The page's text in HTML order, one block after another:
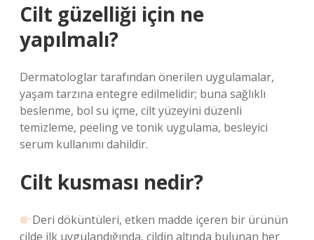
Cilt güzelliği için ne
yapılmalı?
Dermatologlar tarafından önerilen uygulamalar,
yaşam tarzına entegre edilmelidir; buna sağlıklı
beslenme, bol su içme, cilt yüzeyini düzenli
temizleme, peeling ve tonik uygulama, besleyici
serum kullanımı dahildir.
Cilt kusması nedir?
Deri döküntüleri, etken madde içeren bir ürünün
cilde ilk uygulandığında, cildin altında bulunan her